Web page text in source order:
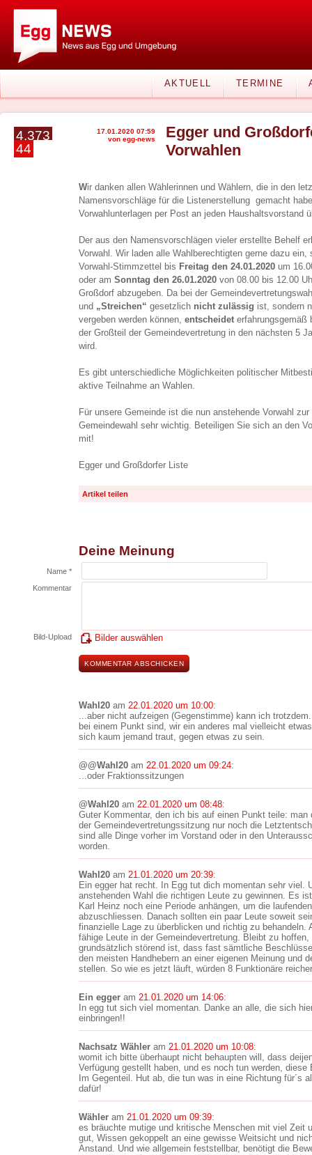
AKTUELL TERMINE
4.373
44
17.01.2020 07:59
von egg-news
Egger und
Vorwahlen
Wir danken allen Wählerinnen und Wählern, die in den
Namensvorschläge für die Listenerstellung gemacht
Vorwahlunterlagen per Post an jeden Haushaltsvorstand
Der aus den Namensvorschlägen vieler erstellte Behelf
Vorwahl. Wir laden alle Wahlberechtigten gerne dazu
Vorwahl-Stimmzettel bis Freitag den 24.01.2020 um
oder am Sonntag den 26.01.2020 von 08.00 bis 12.00
Großdorf abzugeben. Da bei der
und „Streichen“ gesetzlich nicht zulässig ist, sondern
vergeben werden können, entscheidet erfahrungsgemäß
der Großteil der Gemeindevertretung in den nächsten 5
wird.
Es gibt unterschiedliche Möglichkeiten politischer
aktive Teilnahme an Wahlen.
Für unsere Gemeinde ist die nun anstehende Vorwahl
Gemeindewahl sehr wichtig. Beteiligen Sie sich an den
mit!
Egger und Großdorfer Liste
Artikel teilen
Deine Meinung
Name *
Kommentar
Bild-Upload Bilder auswählen
Wahl20 am 22.01.2020 um 10:00:
...aber nicht aufzeigen (Gegenstimme) kann ich
bei einem Punkt sind, wir ein anderes mal vielleicht
sich kaum jemand traut, gegen etwas zu sein.
@@Wahl20 am 22.01.2020 um 09:24:
...oder Fraktionssitzungen
@Wahl20 am 22.01.2020 um 08:48:
Guter Kommentar, den ich bis auf einen Punkt teile:
der Gemeindevertretungssitzung nur noch die
sind alle Dinge vorher im Vorstand oder in den
worden.
Wahl20 am 21.01.2020 um 20:39:
Ein egger hat recht. In Egg tut dich momentan sehr viel.
anstehenden Wahl die richtigen Leute zu gewinnen. Es
Karl Heinz noch eine Periode anhängen, um die
abzuschliessen. Danach sollten ein paar Leute soweit
finanzielle Lage zu überblicken und richtig zu behandeln.
fähige Leute in der Gemeindevertretung. Bleibt zu
grundsätzlich störend ist, dass fast sämtliche
den meisten Handhebern an einer eigenen Meinung und
stellen. So wie es jetzt läuft, würden 8 Funktionäre
Ein egger am 21.01.2020 um 14:06:
In egg tut sich viel momentan. Danke an alle, die sich
einbringen!!
Nachsatz Wähler am 21.01.2020 um 10:08:
womit ich bitte überhaupt nicht behaupten will, dass
Verfügung gestellt haben, und es noch tun werden,
Im Gegenteil. Hut ab, die tun was in eine Richtung für´s
dafür!
Wähler am 21.01.2020 um 09:39:
es bräuchte mutige und kritische Menschen mit viel Zeit
gut, Wissen gekoppelt an eine gewisse Weitsicht und
Anstand. Und wie allgemein feststellbar, benötigt die